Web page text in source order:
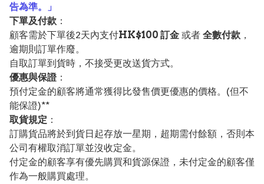
告為準。」
下單及付款 ：
顧客需於下單後2天內支付HK$100 訂金 或者 全數付款 ，
逾期則訂單作廢。
自取訂單到貨時，不接受更改送貨方式。
優惠與保證：
預付定金的顧客將通常獲得比發售價更優惠的價格。(但不
能保證)**
取貨規定 ：
訂購貨品將於到貨日起存放一星期，超期需付餘額，否則本
公司有權取消訂單並沒收定金。
付定金的顧客享有優先購買和貨源保證，未付定金的顧客僅
作為一般購買處理。